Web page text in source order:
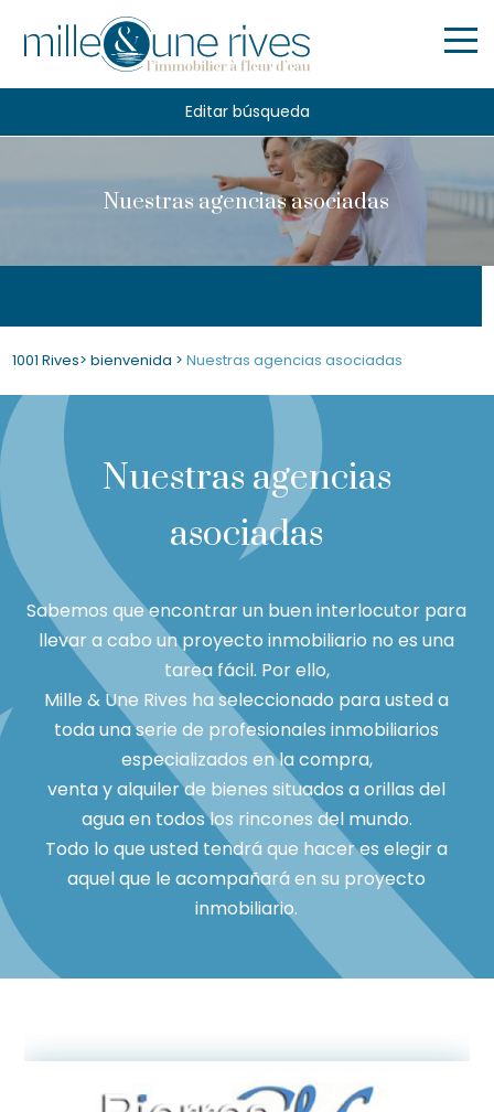
Nuestras agencias asociadas
Editar búsqueda
1001 Rives>bienvenida >Nuestras agencias asociadas
Nuestras agencias
asociadas
Sabemos que encontrar un buen interlocutor para
llevar a cabo un proyecto inmobiliario no es una
tarea fácil. Por ello,
Mille & Une Rives ha seleccionado para usted a
toda una serie de profesionales inmobiliarios
especializados en la compra,
venta y alquiler de bienes situados a orillas del
agua en todos los rincones del mundo.
Todo lo que usted tendrá que hacer es elegir a
aquel que le acompañará en su proyecto
inmobiliario.